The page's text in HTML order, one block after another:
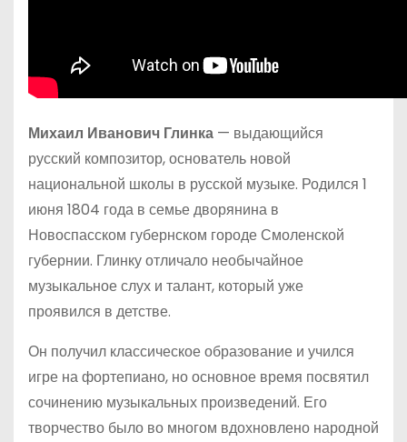
Михаил Иванович Глинка — выдающийся
русский композитор, основатель новой
национальной школы в русской музыке. Родился 1
июня 1804 года в семье дворянина в
Новоспасском губернском городе Смоленской
губернии. Глинку отличало необычайное
музыкальное слух и талант, который уже
проявился в детстве.
Он получил классическое образование и учился
игре на фортепиано, но основное время посвятил
сочинению музыкальных произведений. Его
творчество было во многом вдохновлено народной